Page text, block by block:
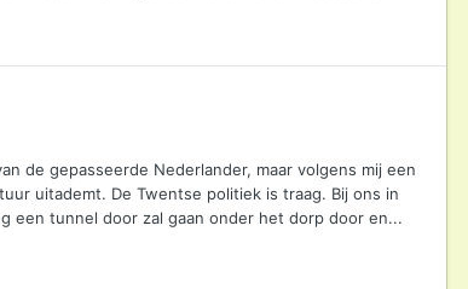
de gepasseerde Nederlander, maar volgens mij een
uitademt. De Twentse politiek is traag. Bij ons in
een tunnel door zal gaan onder het dorp door en...